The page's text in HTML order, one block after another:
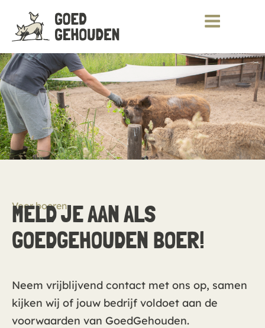
Voor boeren
MELD JE AAN ALS
GOEDGEHOUDEN BOER!
Neem vrijblijvend contact met ons op, samen
kijken wij of jouw bedrijf voldoet aan de
voorwaarden van GoedGehouden.